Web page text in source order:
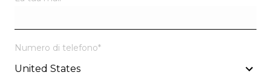
Numero di telefono*
United States